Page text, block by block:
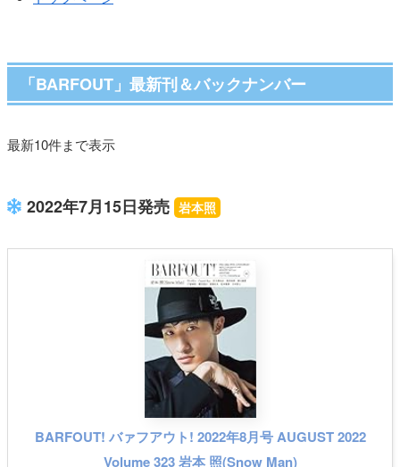
「BARFOUT」最新刊＆バックナンバー
最新10件まで表示
2022年7月15日発売 岩本照
BARFOUT! バァフアウト! 2022年8月号 AUGUST 2022
Volume 323 岩本 照(Snow Man)